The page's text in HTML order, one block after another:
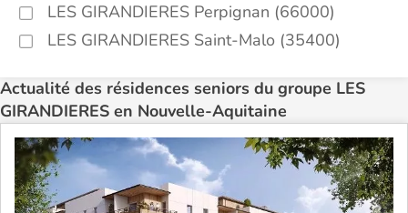
LES GIRANDIERES Perpignan (66000)
LES GIRANDIERES Saint-Malo (35400)
Actualité des résidences seniors du groupe LES
GIRANDIERES en Nouvelle-Aquitaine